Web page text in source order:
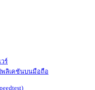
ร์
พลิเคชันบนมือถือ